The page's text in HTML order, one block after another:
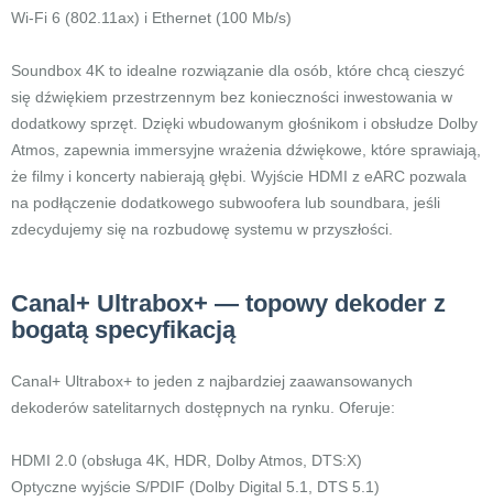
Wi-Fi 6 (802.11ax) i Ethernet (100 Mb/s)
Soundbox 4K to idealne rozwiązanie dla osób, które chcą cieszyć
się dźwiękiem przestrzennym bez konieczności inwestowania w
dodatkowy sprzęt. Dzięki wbudowanym głośnikom i obsłudze Dolby
Atmos, zapewnia immersyjne wrażenia dźwiękowe, które sprawiają,
że filmy i koncerty nabierają głębi. Wyjście HDMI z eARC pozwala
na podłączenie dodatkowego subwoofera lub soundbara, jeśli
zdecydujemy się na rozbudowę systemu w przyszłości.
Canal+ Ultrabox+ — topowy dekoder z
bogatą specyfikacją
Canal+ Ultrabox+ to jeden z najbardziej zaawansowanych
dekoderów satelitarnych dostępnych na rynku. Oferuje:
HDMI 2.0 (obsługa 4K, HDR, Dolby Atmos, DTS:X)
Optyczne wyjście S/PDIF (Dolby Digital 5.1, DTS 5.1)